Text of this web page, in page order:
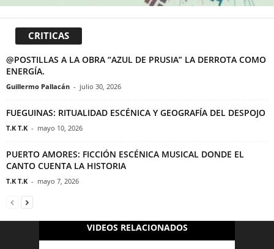
CRITICAS
@POSTILLAS A LA OBRA “AZUL DE PRUSIA” LA DERROTA COMO
ENERGÍA.
Guillermo Pallacán - julio 30, 2026
FUEGUINAS: RITUALIDAD ESCÉNICA Y GEOGRAFÍA DEL DESPOJO
T.K T.K - mayo 10, 2026
PUERTO AMORES: FICCIÓN ESCÉNICA MUSICAL DONDE EL
CANTO CUENTA LA HISTORIA
T.K T.K - mayo 7, 2026
VIDEOS RELACIONADOS